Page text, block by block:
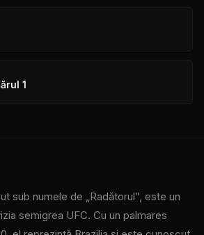
1
sub numele de „Radătorul”, este un
semigrea UFC. Cu un palmares